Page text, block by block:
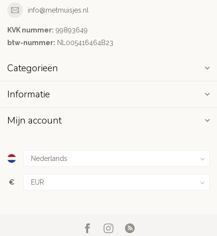
info@metmuisjes.nl
KVK nummer: 99893649
btw-nummer: NL005416464B23
Categorieën
Informatie
Mijn account
€